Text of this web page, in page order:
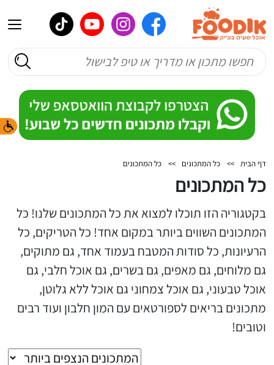
דף הבית >> כל המתכונים >> כל המתכונים
כל המתכונים
בקטגוריה הזו תוכלו למצוא את כל המתכונים שלנו! כל
המתכונים השווים ביותר במקום אחד! כל הטריקים, כל
הרעיונות, כל סודות המטבח בעמוד אחד, גם מתוקים,
גם מלוחים, גם מאפים, גם בשרים, גם אוכל חלבי, גם
אוכל טבעוני, גם אוכל צמחוני גם אוכל ללא גלוטן,
מתכונים בריאים לספורטאים עם המון חלבון ועוד רבים
וטובים!